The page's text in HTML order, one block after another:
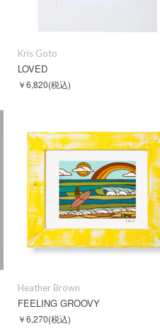
Kris Goto
LOVED
￥6,820(税込)
Heather Brown
FEELING GROOVY
￥6,270(税込)